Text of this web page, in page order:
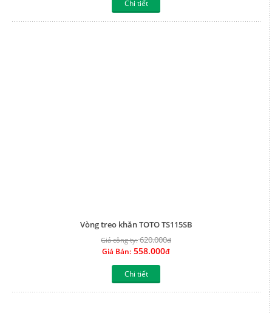
Chi tiết
Vòng treo khăn TOTO TS115SB
Giá công ty:620.000đ
Giá Bán: 558.000đ
Chi tiết